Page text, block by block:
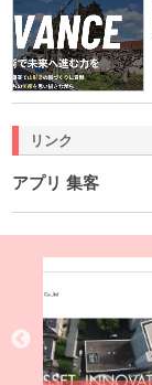
リンク
アプリ 集客